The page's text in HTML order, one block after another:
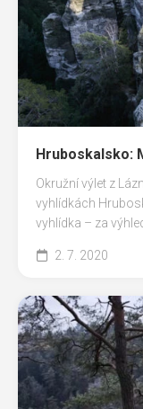
Hruboskalsko:
Okružní výlet z
vyhlídkách
vyhlídka – za
2. 7. 2020